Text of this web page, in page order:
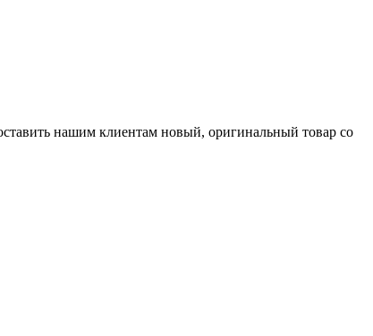
нашим клиентам новый, оригинальный товар со